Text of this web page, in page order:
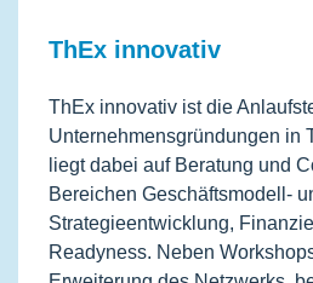
ThEx innovativ
ThEx innovativ ist die
Unternehmensgründungen in
liegt dabei auf Beratung und
Bereichen Geschäftsmodell-
Strategieentwicklung,
Readyness. Neben